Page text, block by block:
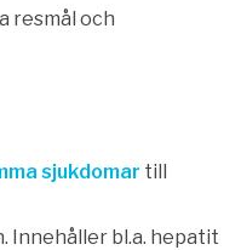
resmål och
sjukdomar till
Innehåller bl.a. hepatit